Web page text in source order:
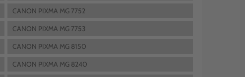
CANON PIXMA MG 7752
CANON PIXMA MG 7753
CANON PIXMA MG 8150
CANON PIXMA MG 8240